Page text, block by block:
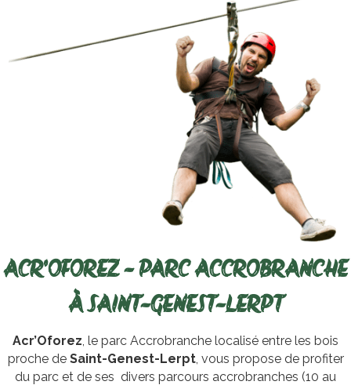
ACR'OFOREZ - PARC ACCROBRANCHE
À SAINT-GENEST-LERPT
Acr’Oforez , le parc Accrobranche localisé entre les bois
proche de Saint-Genest-Lerpt, vous propose de profiter
du parc et de ses divers parcours accrobranches (10 au